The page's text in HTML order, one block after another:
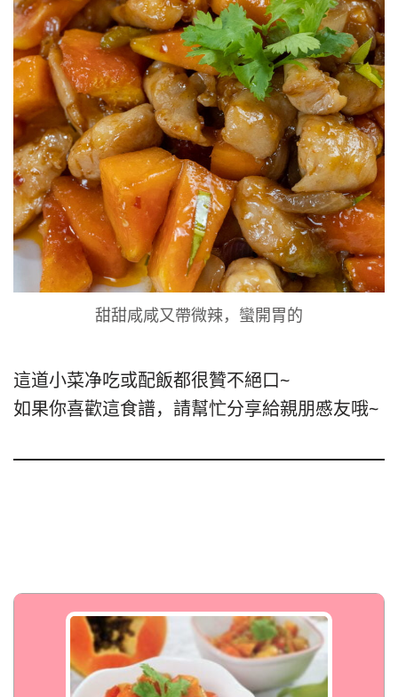
甜甜咸咸又帶微辣，蠻開胃的
這道小菜净吃或配飯都很贊不絕口~
如果你喜歡這食譜，請幫忙分享給親朋慼友哦~